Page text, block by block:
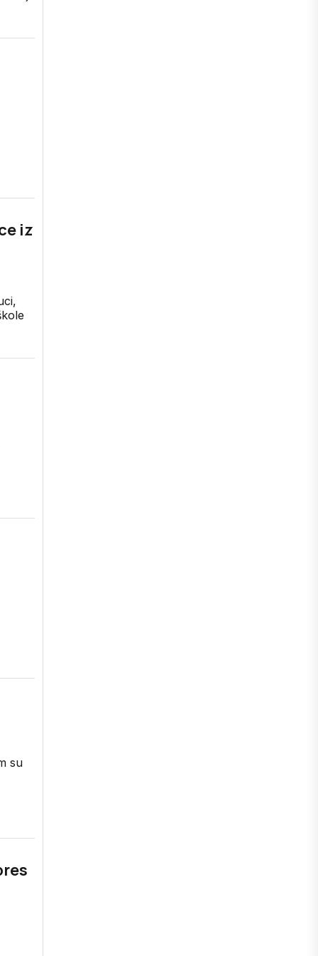
iz
su